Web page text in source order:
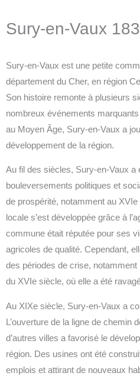
Sury-en-Vaux
Sury-en-Vaux est une petite
département du Cher, en région
Son histoire remonte à plusieurs
nombreux événements
au Moyen Âge, Sury-en-Vaux a
développement de la région.
Au fil des siècles, Sury-en-Vaux a
bouleversements politiques et
de prospérité, notamment au
locale s’est développée grâce à
commune était réputée pour ses
agricoles de qualité. Cependant,
des périodes de crise,
du XVIe siècle, où elle a été
Au XIXe siècle, Sury-en-Vaux a
L’ouverture de la ligne de chemin
d’autres villes a favorisé le
région. Des usines ont été
emplois et attirant de nouveaux